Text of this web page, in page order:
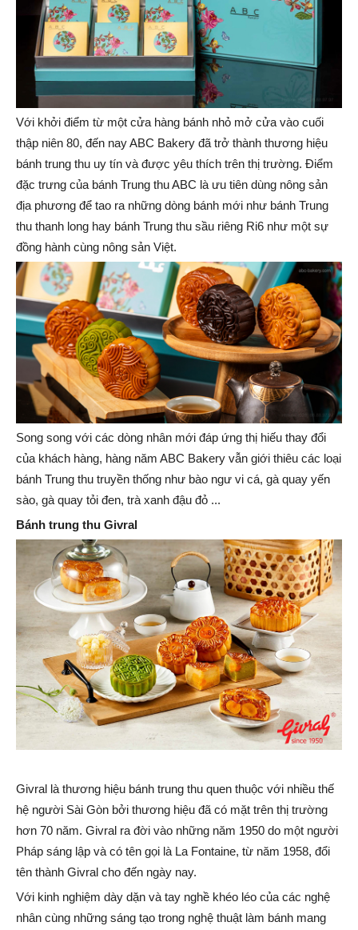
Với khởi điểm từ một cửa hàng bánh nhỏ mở cửa vào cuối
thập niên 80, đến nay ABC Bakery đã trở thành thương hiệu
bánh trung thu uy tín và được yêu thích trên thị trường. Điểm
đặc trưng của bánh Trung thu ABC là ưu tiên dùng nông sản
địa phương để tao ra những dòng bánh mới như bánh Trung
thu thanh long hay bánh Trung thu sầu riêng Ri6 như một sự
đồng hành cùng nông sản Việt.
Song song với các dòng nhân mới đáp ứng thị hiếu thay đổi
của khách hàng, hàng năm ABC Bakery vẫn giới thiêu các loại
bánh Trung thu truyền thống như bào ngư vi cá, gà quay yến
sào, gà quay tỏi đen, trà xanh đậu đỏ ...
Bánh trung thu Givral
Givral là thương hiệu bánh trung thu quen thuộc với nhiều thế
hệ người Sài Gòn bởi thương hiệu đã có mặt trên thị trường
hơn 70 năm. Givral ra đời vào những năm 1950 do một người
Pháp sáng lập và có tên gọi là La Fontaine, từ năm 1958, đổi
tên thành Givral cho đến ngày nay.
Với kinh nghiệm dày dặn và tay nghề khéo léo của các nghệ
nhân cùng những sáng tạo trong nghệ thuật làm bánh mang